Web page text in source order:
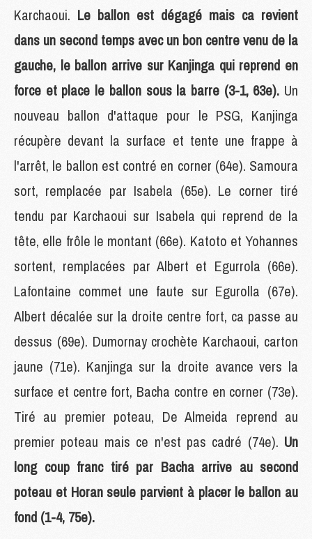
Karchaoui. Le ballon est dégagé mais ca revient
dans un second temps avec un bon centre venu de la
gauche, le ballon arrive sur Kanjinga qui reprend en
force et place le ballon sous la barre (3-1, 63e). Un
nouveau ballon d'attaque pour le PSG, Kanjinga
récupère devant la surface et tente une frappe à
l'arrêt, le ballon est contré en corner (64e). Samoura
sort, remplacée par Isabela (65e). Le corner tiré
tendu par Karchaoui sur Isabela qui reprend de la
tête, elle frôle le montant (66e). Katoto et Yohannes
sortent, remplacées par Albert et Egurrola (66e).
Lafontaine commet une faute sur Egurolla (67e).
Albert décalée sur la droite centre fort, ca passe au
dessus (69e). Dumornay crochète Karchaoui, carton
jaune (71e). Kanjinga sur la droite avance vers la
surface et centre fort, Bacha contre en corner (73e).
Tiré au premier poteau, De Almeida reprend au
premier poteau mais ce n'est pas cadré (74e). Un
long coup franc tiré par Bacha arrive au second
poteau et Horan seule parvient à placer le ballon au
fond (1-4, 75e).